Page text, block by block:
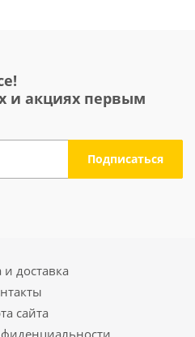
и акциях первым
и доставка
сайта